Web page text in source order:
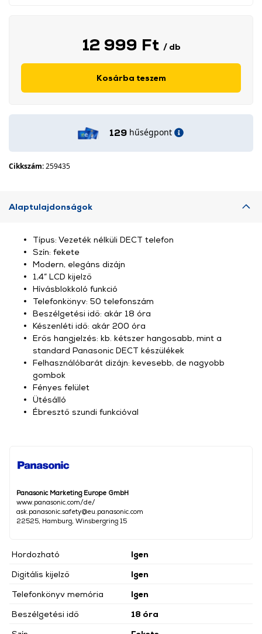
12 999 Ft / db
Kosárba teszem
129 hűségpont
Cikkszám:259435
Alaptulajdonságok
Panasonic Marketing Europe GmbH
www.panasonic.com/de/
ask.panasonic.safety@eu.panasonic.com
22525, Hamburg, Winsbergring 15
Hordozható
Igen
Digitális kijelző
Igen
Telefonkönyv memória
Igen
Beszélgetési idő
18 óra
Típus: Vezeték nélküli DECT telefon
Szín: fekete
Modern, elegáns dizájn
1,4” LCD kijelző
Hívásblokkoló funkció
Telefonkönyv: 50 telefonszám
Beszélgetési idő: akár 18 óra
Készenléti idő: akár 200 óra
Erős hangjelzés: kb. kétszer hangosabb, mint a
standard Panasonic DECT készülékek
Felhasználóbarát dizájn: kevesebb, de nagyobb
gombok
Fényes felület
Ütésálló
Ébresztő szundi funkcióval